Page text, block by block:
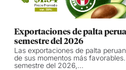
Exportaciones de palta
semestre del 2026
Las exportaciones de palta
de sus momentos más
semestre del 2026,...